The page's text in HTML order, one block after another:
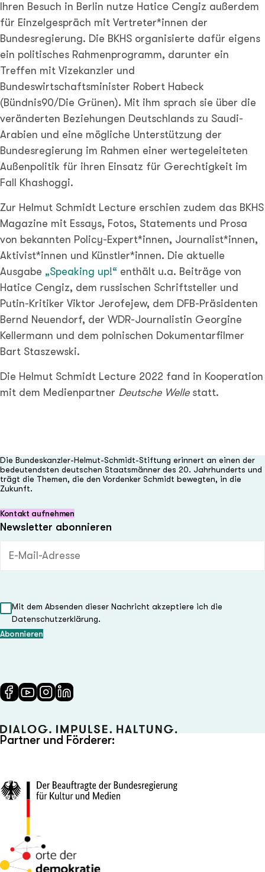
Ihren Besuch in Berlin nutze Hatice Cengiz außerdem
für Einzelgespräch mit Vertreter*innen der
Bundesregierung. Die BKHS organisierte dafür eigens
ein politisches Rahmenprogramm, darunter ein
Treffen mit Vizekanzler und
Bundeswirtschaftsminister Robert Habeck
(Bündnis90/Die Grünen). Mit ihm sprach sie über die
veränderten Beziehungen Deutschlands zu Saudi-
Arabien und eine mögliche Unterstützung der
Bundesregierung im Rahmen einer wertegeleiteten
Außenpolitik für ihren Einsatz für Gerechtigkeit im
Fall Khashoggi.
Zur Helmut Schmidt Lecture erschien zudem das BKHS
Magazine mit Essays, Fotos, Statements und Prosa
von bekannten Policy-Expert*innen, Journalist*innen,
Aktivist*innen und Künstler*innen. Die aktuelle
Ausgabe „Speaking up!“ enthält u.a. Beiträge von
Hatice Cengiz, dem russischen Schriftsteller und
Putin-Kritiker Viktor Jerofejew, dem DFB-Präsidenten
Bernd Neuendorf, der WDR-Journalistin Georgine
Kellermann und dem polnischen Dokumentarfilmer
Bart Staszewski.
Die Helmut Schmidt Lecture 2022 fand in Kooperation
mit dem Medienpartner Deutsche Wellestatt.
Die Bundeskanzler-Helmut-Schmidt-Stiftung erinnert an einen der
bedeutendsten deutschen Staatsmänner des 20. Jahrhunderts und
trägt die Themen, die den Vordenker Schmidt bewegten, in die
Zukunft.
Kontakt aufnehmen
Newsletter abonnieren
Mit dem Absenden dieser Nachricht akzeptiere ich die
Datenschutzerklärung.
Partner und Förderer: